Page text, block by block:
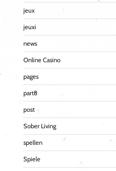
jeux
jeuxi
news
Online Casino
pages
part8
post
Sober Living
spellen
Spiele